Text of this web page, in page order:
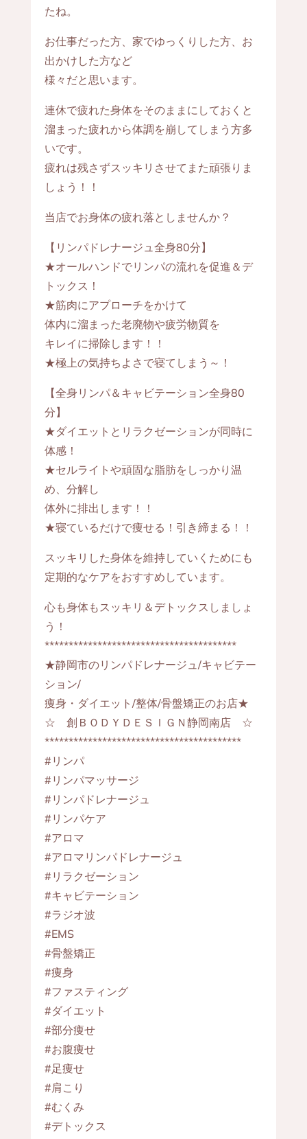
たね。
お仕事だった方、家でゆっくりした方、お
出かけした方など
様々だと思います。
連休で疲れた身体をそのままにしておくと
溜まった疲れから体調を崩してしまう方多
いです。
疲れは残さずスッキリさせてまた頑張りま
しょう！！
当店でお身体の疲れ落としませんか？
【リンパドレナージュ全身80分】
★オールハンドでリンパの流れを促進＆デ
トックス！
★筋肉にアプローチをかけて
体内に溜まった老廃物や疲労物質を
キレイに掃除します！！
★極上の気持ちよさで寝てしまう～！
【全身リンパ＆キャビテーション全身80
分】
★ダイエットとリラクゼーションが同時に
体感！
★セルライトや頑固な脂肪をしっかり温
め、分解し
体外に排出します！！
★寝ているだけで痩せる！引き締まる！！
スッキリした身体を維持していくためにも
定期的なケアをおすすめしています。
心も身体もスッキリ＆デトックスしましょ
う！
****************************************
★静岡市のリンパドレナージュ/キャビテー
ション/
痩身・ダイエット/整体/骨盤矯正のお店★
☆ 創ＢＯＤＹＤＥＳＩＧＮ静岡南店 ☆
*****************************************
#リンパ
#リンパマッサージ
#リンパドレナージュ
#リンパケア
#アロマ
#アロマリンパドレナージュ
#リラクゼーション
#キャビテーション
#ラジオ波
#EMS
#骨盤矯正
#痩身
#ファスティング
#ダイエット
#部分痩せ
#お腹痩せ
#足痩せ
#肩こり
#むくみ
#デトックス